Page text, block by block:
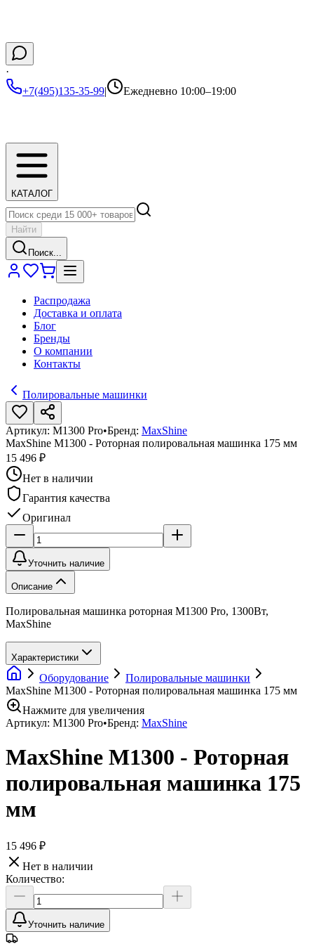
·
+7(495)135-35-99| Ежедневно 10:00–19:00
КАТАЛОГ
Найти
Поиск...
Распродажа
Доставка и оплата
Блог
Бренды
О компании
Контакты
Полировальные машинки
Артикул: M1300 Pro•Бренд: MaxShine
MaxShine M1300 - Роторная полировальная машинка 175 мм
15 496 ₽
Нет в наличии
Гарантия качества
Оригинал
Уточнить наличие
Описание
Полировальная машинка роторная M1300 Pro, 1300Вт,
MaxShine
Характеристики
Оборудование
Полировальные машинки
MaxShine M1300 - Роторная полировальная машинка 175 мм
Нажмите для увеличения
Артикул: M1300 Pro•Бренд: MaxShine
MaxShine M1300 - Роторная
полировальная машинка 175
мм
15 496 ₽
Нет в наличии
Количество:
Уточнить наличие